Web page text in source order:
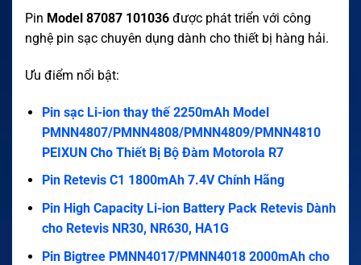
Pin Model 87087 101036 được phát triển với công
nghệ pin sạc chuyên dụng dành cho thiết bị hàng hải.
Ưu điểm nổi bật:
Pin sạc Li-ion thay thế 2250mAh Model
PMNN4807/PMNN4808/PMNN4809/PMNN4810
PEIXUN Cho Thiết Bị Bộ Đàm Motorola R7
Pin Retevis C1 1800mAh 7.4V Chính Hãng
Pin High Capacity Li-ion Battery Pack Retevis Dành
cho Retevis NR30, NR630, HA1G
Pin Bigtree PMNN4017/PMNN4018 2000mAh cho